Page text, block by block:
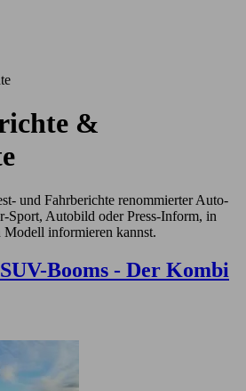
&
und Fahrberichte renommierter Auto-
Sport, Autobild oder Press-Inform, in
informieren kannst.
Booms - Der Kombi